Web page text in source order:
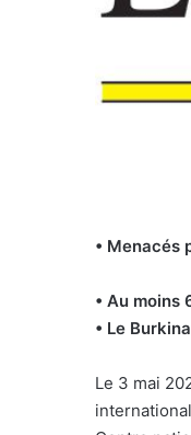
• Menacés
• Au moins
• Le
Le 3 mai